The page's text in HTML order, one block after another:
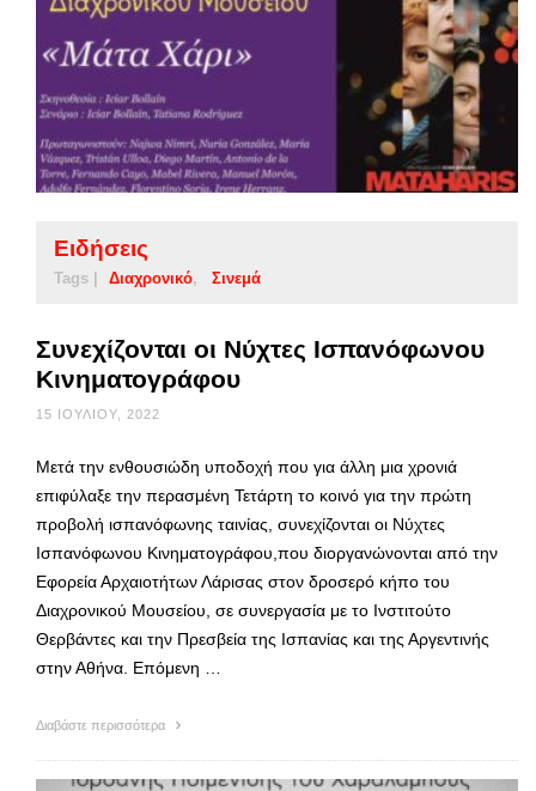
Ειδήσεις
Tags | Διαχρονικό Σινεμά
Συνεχίζονται οι Νύχτες Ισπανόφωνου
Κινηματογράφου
15 ΙΟΥΛΊΟΥ, 2022
Μετά την ενθουσιώδη υποδοχή που για άλλη μια χρονιά
επιφύλαξε την περασμένη Τετάρτη το κοινό για την πρώτη
προβολή ισπανόφωνης ταινίας, συνεχίζονται οι Νύχτες
Ισπανόφωνου Κινηματογράφου,που διοργανώνονται από την
Εφορεία Αρχαιοτήτων Λάρισας στον δροσερό κήπο του
Διαχρονικού Μουσείου, σε συνεργασία με το Ινστιτούτο
Θερβάντες και την Πρεσβεία της Ισπανίας και της Αργεντινής
στην Αθήνα. Επόμενη …
Διαβάστε περισσότερα